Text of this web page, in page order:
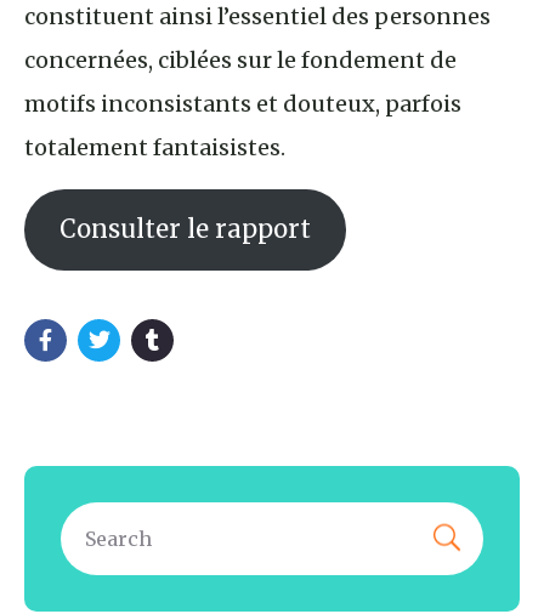
constituent ainsi l’essentiel des personnes
concernées, ciblées sur le fondement de
motifs inconsistants et douteux, parfois
totalement fantaisistes.
Consulter le rapport